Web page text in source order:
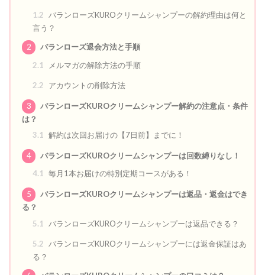
1.2 バランローズKUROクリームシャンプーの解約理由は何と
言う？
2
バランローズ退会方法と手順
2.1
メルマガの解除方法の手順
2.2 アカウントの削除方法
3
バランローズKUROクリームシャンプー解約の注意点・条件
は？
3.1 解約は次回お届けの【7日前】までに！
4
バランローズKUROクリームシャンプーは回数縛りなし！
4.1 毎月1本お届けの特別定期コースがある！
5
バランローズKUROクリームシャンプーは返品・返金はでき
る？
5.1
バランローズKUROクリームシャンプーは返品できる？
5.2 バランローズKUROクリームシャンプーには返金保証はあ
る？